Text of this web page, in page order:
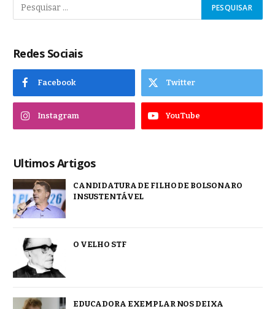
Redes Sociais
Facebook Twitter
Instagram YouTube
Ultimos Artigos
CANDIDATURA DE FILHO DE BOLSONARO
INSUSTENTÁVEL
O VELHO STF
EDUCADORA EXEMPLAR NOS DEIXA